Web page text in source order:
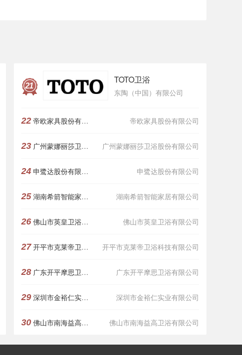
21
TOTO卫浴
东陶（中国）有限公司
22 帝欧家具股份有限公司 帝欧家具股份有限公司
23 广州蒙娜丽莎卫浴股份有限公司 广州蒙娜丽莎卫浴股份有限公司
24 申鹭达股份有限公司 申鹭达股份有限公司
25 湖南希箭智能家居有限公司 湖南希箭智能家居有限公司
26 佛山市英皇卫浴有限公司 佛山市英皇卫浴有限公司
27 开平市克莱帝卫浴科技有限公司 开平市克莱帝卫浴科技有限公司
28 广东开平摩思卫浴有限公司 广东开平摩思卫浴有限公司
29 深圳市金裕仁实业有限公司 深圳市金裕仁实业有限公司
30 佛山市南海益高卫浴有限公司 佛山市南海益高卫浴有限公司